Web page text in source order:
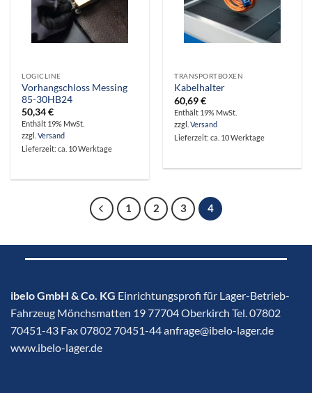
LOGICLINE
Vorhangschloss Messing
85-30HB24
50,34€
Enthält 19% MwSt.
zzgl.Versand
Lieferzeit: ca. 10 Werktage
TRANSPORTBOXEN
Kabelhalter
60,69€
Enthält 19% MwSt.
zzgl.Versand
Lieferzeit: ca. 10 Werktage
1 2 3 4
ibelo GmbH & Co. KG Einrichtungsprofi für Lager-Betrieb-
Fahrzeug Mönchsmatten 19 77704 Oberkirch Tel. 07802
70451-43 Fax 07802 70451-44 anfrage@ibelo-lager.de
www.ibelo-lager.de